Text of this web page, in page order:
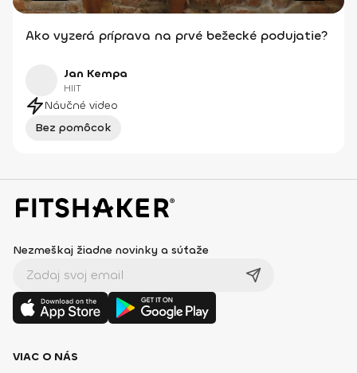
Ako vyzerá príprava na prvé bežecké podujatie?
Jan Kempa
HIIT
Náučné video
Bez pomôcok
Nezmeškaj žiadne novinky a súťaže
VIAC O NÁS